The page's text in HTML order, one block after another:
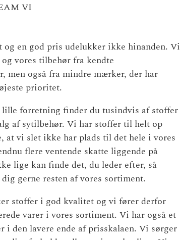
VI
en god pris udelukker ikke hinanden. Vi
vores tilbehør fra kendte
men også fra mindre mærker, der har
prioritet.
lille forretning finder du tusindvis af stoffer
af sytilbehør. Vi har stoffer til helt op
at vi slet ikke har plads til det hele i vores
flere ventende skatte liggende på
lige kan finde det, du leder efter, så
gerne resten af vores sortiment.
stoffer i god kvalitet og vi fører derfor
varer i vores sortiment. Vi har også et
i den lavere ende af prisskalaen. Vi sørger